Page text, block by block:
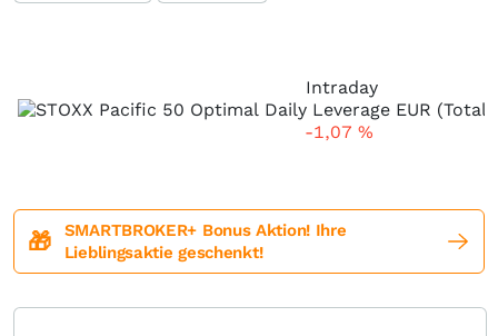
Intraday
-1,07 %
🎁
SMARTBROKER+ Bonus Aktion! Ihre
Lieblingsaktie geschenkt!